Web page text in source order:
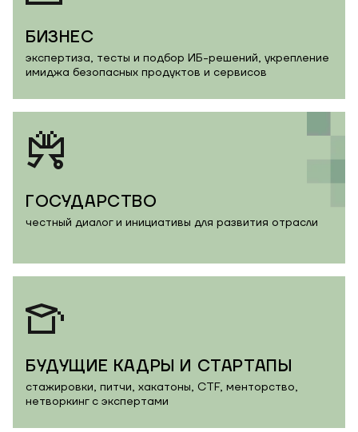
БИЗНЕС
экспертиза, тесты и подбор ИБ-решений, укрепление
имиджа безопасных продуктов и сервисов
ГОСУДАРСТВО
честный диалог и инициативы для развития отрасли
БУДУЩИЕ КАДРЫ И СТАРТАПЫ
стажировки, питчи, хакатоны, CTF, менторство,
нетворкинг с экспертами